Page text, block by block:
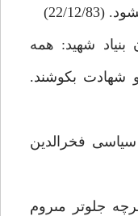
12/83)
بنياد شهيد: همه
شهادت بكوشند.
سياسى فخرالدين
جلوتر مى‏روم